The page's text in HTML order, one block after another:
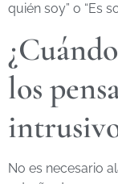
quién soy” o “Es
los
No es necesario